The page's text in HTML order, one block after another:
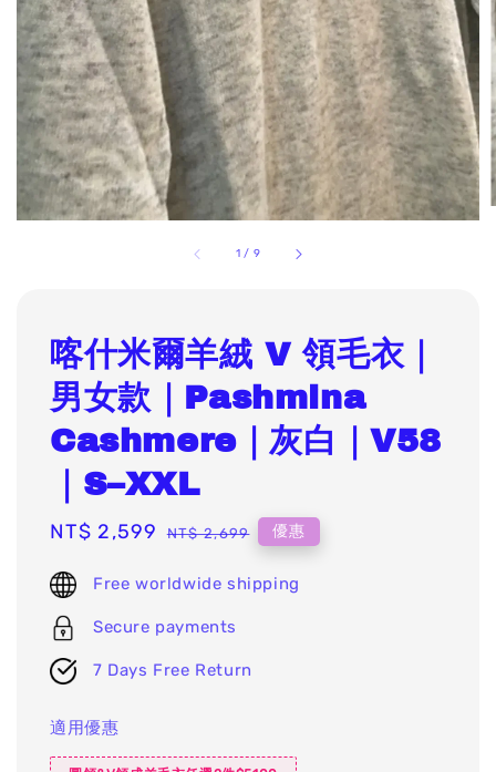
1 / 9
喀什米爾羊絨 V 領毛衣｜
男女款｜Pashmina
Cashmere｜灰白｜V58
｜S–XXL
Sale
NT$ 2,599 Regular
NT$ 2,699 優惠
Free worldwide shipping
Secure payments
7 Days Free Return
適用優惠